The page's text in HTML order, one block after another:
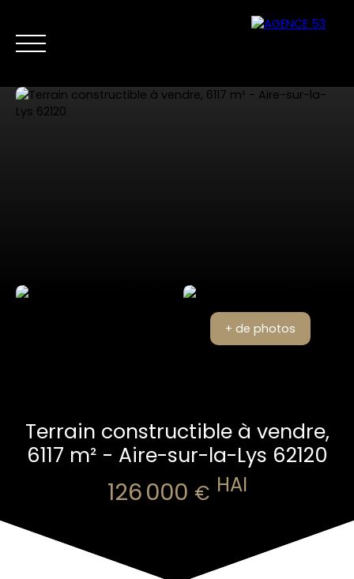
+ de photos
Terrain constructible à vendre,
6117 m² - Aire-sur-la-Lys 62120
126 000 € HAI